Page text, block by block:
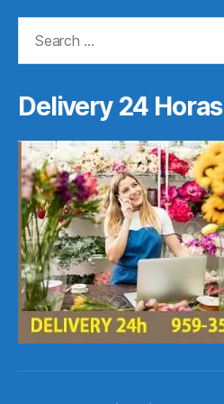
Delivery 24 Horas